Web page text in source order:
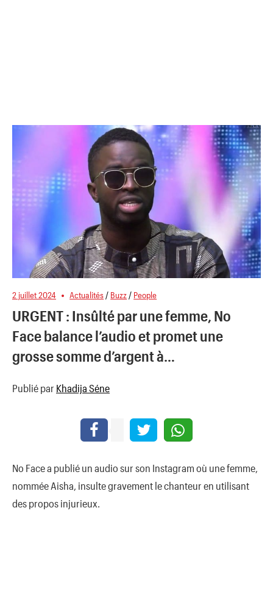
2 juillet 2024 Actualités / Buzz / People
URGENT : Insûlté par une femme, No
Face balance l’audio et promet une
grosse somme d’argent à…
Publié par Khadija Séne
No Face a publié un audio sur son Instagram où une femme,
nommée Aisha, insulte gravement le chanteur en utilisant
des propos injurieux.